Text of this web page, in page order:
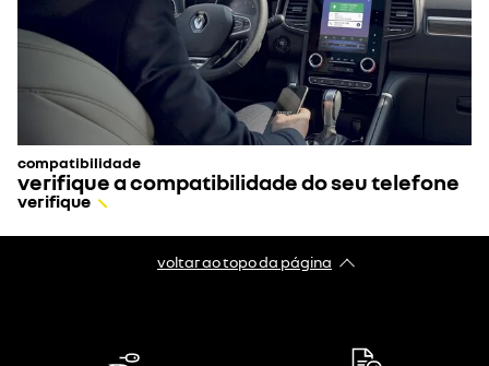
compatibilidade
verifique a compatibilidade do seu telefone
verifique
voltar ao topo da página